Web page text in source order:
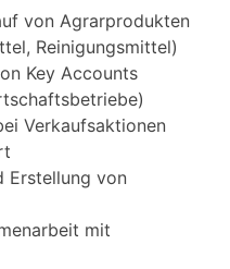
von Agrarprodukten
Reinigungsmittel)
Key Accounts
Verkaufsaktionen
Erstellung von
mit